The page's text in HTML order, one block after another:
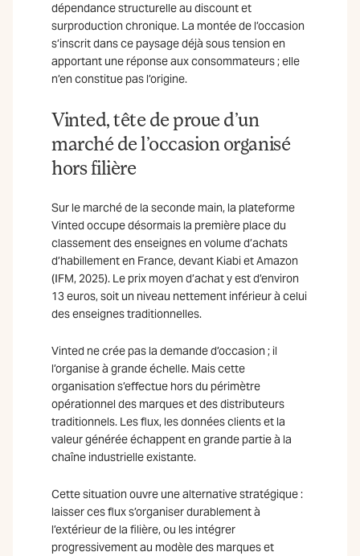
dépendance structurelle au discount et
surproduction chronique. La montée de l’occasion
s’inscrit dans ce paysage déjà sous tension en
apportant une réponse aux consommateurs ; elle
n’en constitue pas l’origine.
Vinted, tête de proue d’un
marché de l’occasion organisé
hors filière
Sur le marché de la seconde main, la plateforme
Vinted occupe désormais la première place du
classement des enseignes en volume d’achats
d’habillement en France, devant Kiabi et Amazon
(IFM, 2025). Le prix moyen d’achat y est d’environ
13 euros, soit un niveau nettement inférieur à celui
des enseignes traditionnelles.
Vinted ne crée pas la demande d’occasion ; il
l’organise à grande échelle. Mais cette
organisation s’effectue hors du périmètre
opérationnel des marques et des distributeurs
traditionnels. Les flux, les données clients et la
valeur générée échappent en grande partie à la
chaîne industrielle existante.
Cette situation ouvre une alternative stratégique :
laisser ces flux s’organiser durablement à
l’extérieur de la filière, ou les intégrer
progressivement au modèle des marques et